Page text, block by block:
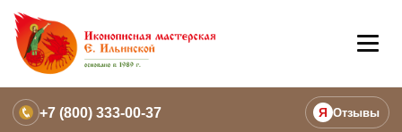
+7 (800) 333-00-37 Я Отзывы